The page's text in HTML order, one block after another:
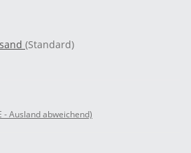
(Standard)
- Ausland abweichend)